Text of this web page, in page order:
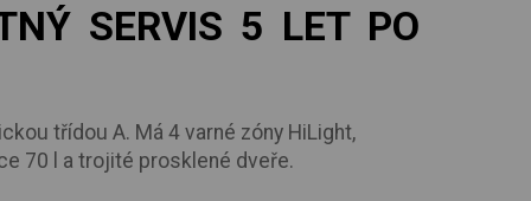
SERVIS 5 LET PO
třídou A. Má 4 varné zóny HiLight,
70 l a trojité prosklené dveře.